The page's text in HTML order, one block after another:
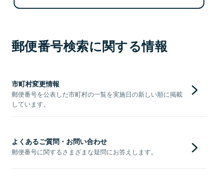
郵便番号検索に関する情報
市町村変更情報
郵便番号を公表した市町村の一覧を実施日の新しい順に掲載
しています。
よくあるご質問・お問い合わせ
郵便番号に関するさまざまな疑問にお答えします。